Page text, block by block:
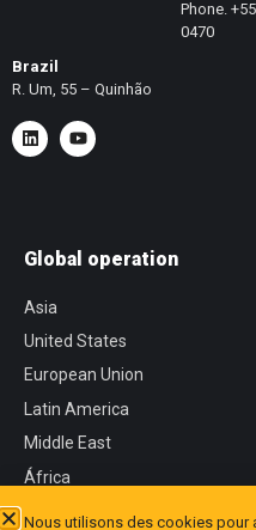
Brazil
R. Um, 55 – Quinhão
Phone.
0470
Global operation
Asia
United States
European Union
Latin America
Middle East
África
Nous utilisons des cookies pour